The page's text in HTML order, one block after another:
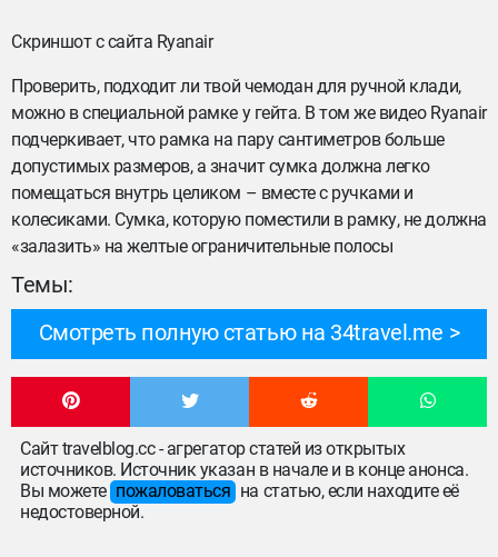
Скриншот с сайта Ryanair
Проверить, подходит ли твой чемодан для ручной клади,
можно в специальной рамке у гейта. В том же видео Ryanair
подчеркивает, что рамка на пару сантиметров больше
допустимых размеров, а значит сумка должна легко
помещаться внутрь целиком – вместе с ручками и
колесиками. Сумка, которую поместили в рамку, не должна
«залазить» на желтые ограничительные полосы
Темы:
Смотреть полную статью на 34travel.me
Сайт travelblog.cc - агрегатор статей из открытых
источников. Источник указан в начале и в конце анонса.
Вы можете пожаловаться на статью, если находите её
недостоверной.